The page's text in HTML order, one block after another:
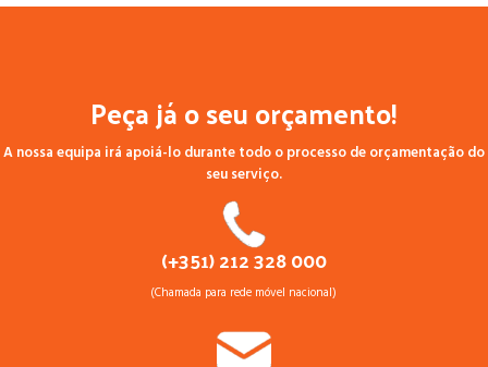
Peça já o seu orçamento!
A nossa equipa irá apoiá-lo durante todo o processo de orçamentação do
seu serviço.
(+351) 212 328 000
(Chamada para rede móvel nacional)